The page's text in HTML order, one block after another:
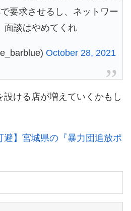
要求させるし、ネットワー
面談はやめてくれ
October 28, 2021
ける店が増えていくかもし
避】宮城県の『暴力団追放ポ